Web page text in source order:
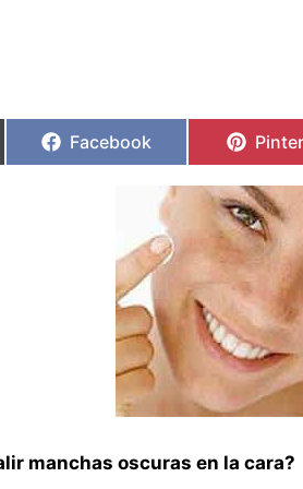
en
Facebook
en
manchas oscuras en la cara?
en
en